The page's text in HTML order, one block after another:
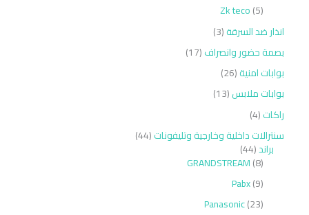
Zk teco 5
انذار ضد السرقة 3
بصمة حضور وانصراف 17
بوابات امنية 26
بوابات ملابس 13
راكات 4
سنترالات داخلية وخارجية وتليفونات 44
براند 44
GRANDSTREAM 8
Pabx 9
Panasonic 23